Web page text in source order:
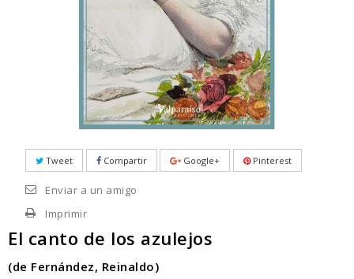
Tweet Compartir Google+ Pinterest
Enviar a un amigo
Imprimir
El canto de los azulejos
(de Fernández, Reinaldo)